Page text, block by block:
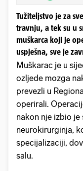
Tužiteljstvo je za
travnju, a tek su u
muškarca koji je
uspješna, sve je
Muškarac je u
ozljede mozga
prevezli u
operirali.
nakon nje izbio je
neurokirurginja,
specijalizaciji,
salu.